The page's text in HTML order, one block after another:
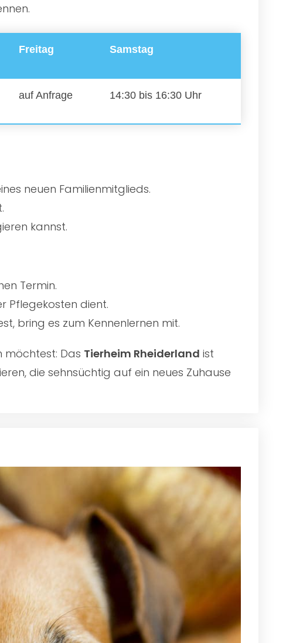
Freitag Samstag
auf Anfrage 14:30 bis 16:30 Uhr
neuen Familienmitglieds.
kannst.
Termin.
Pflegekosten dient.
bring es zum Kennenlernen mit.
möchtest: Das Tierheim Rheiderland ist
die sehnsüchtig auf ein neues Zuhause